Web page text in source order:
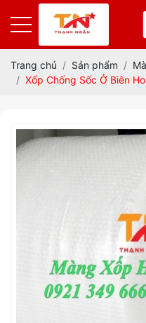
Trang chủ Sản phẩm
Xốp Chống Sốc Ở Biên